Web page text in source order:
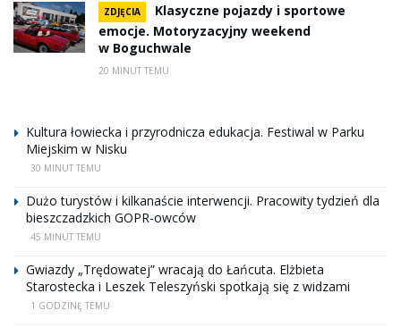
ZDJĘCIA
Klasyczne pojazdy i sportowe
emocje. Motoryzacyjny weekend
w Boguchwale
20 MINUT TEMU
Kultura łowiecka i przyrodnicza edukacja. Festiwal w Parku
Miejskim w Nisku
30 MINUT TEMU
Dużo turystów i kilkanaście interwencji. Pracowity tydzień dla
bieszczadzkich GOPR-owców
45 MINUT TEMU
Gwiazdy „Trędowatej” wracają do Łańcuta. Elżbieta
Starostecka i Leszek Teleszyński spotkają się z widzami
1 GODZINĘ TEMU